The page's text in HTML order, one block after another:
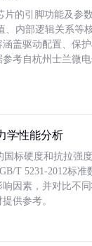
片的引脚功能及参
、内部逻辑关系等
盖驱动配置、保
考自杭州士兰微
学性能分析
标硬度和抗拉强
T 5231-2012标准
因素，并对比不
供参考。